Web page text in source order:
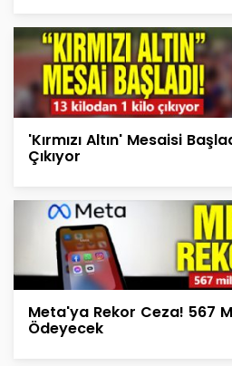
'Kırmızı Altın' Mesaisi
Çıkıyor
Meta'ya Rekor Ceza! 567
Ödeyecek